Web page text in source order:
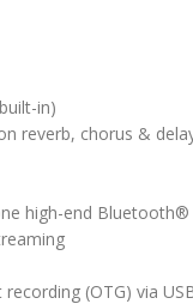
in)
reverb, chorus &
high-end
(OTG) via